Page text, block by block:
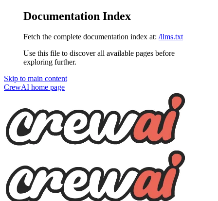
Documentation Index
Fetch the complete documentation index at: /llms.txt
Use this file to discover all available pages before
exploring further.
Skip to main content
CrewAI home page